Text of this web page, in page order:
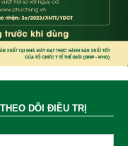
DÕI ĐIỀU TRỊ